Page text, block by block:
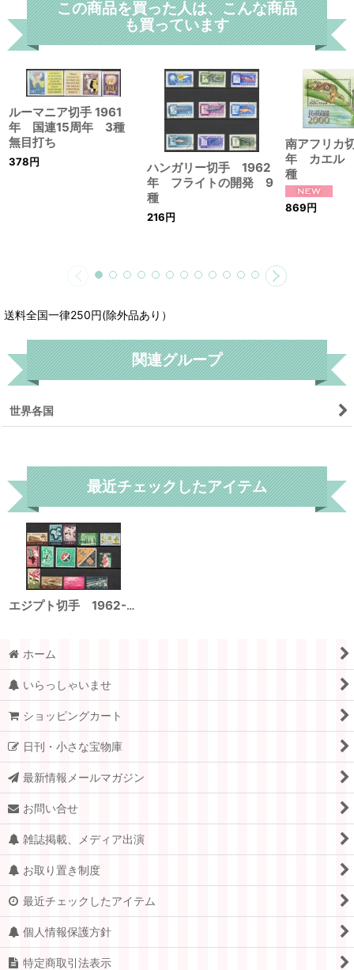
この商品を買った人は、こんな商品
も買っています
ルーマニア切手 1961
年 国連15周年 3種
無目打ち
378円
ハンガリー切手 1962
年 フライトの開発 9
種
216円
南アフリ
年 カエル
種
869円
送料全国一律250円(除外品あり）
関連グループ
世界各国
最近チェックしたアイテム
エジプト切手 1962-63年 15種セット
ホーム
いらっしゃいませ
ショッピングカート
日刊・小さな宝物庫
最新情報メールマガジン
お問い合せ
雑誌掲載、メディア出演
お取り置き制度
最近チェックしたアイテム
個人情報保護方針
特定商取引法表示